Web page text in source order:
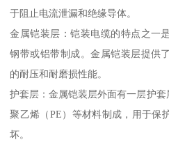
于阻止电流泄漏和绝缘导体。
金属铠装层：铠装电缆的特点之一
钢带或铝带制成。金属铠装层提供
的耐压和耐磨损性能。
护套层：金属铠装层外面有一层护
聚乙烯（PE）等材料制成，用于保
坏。